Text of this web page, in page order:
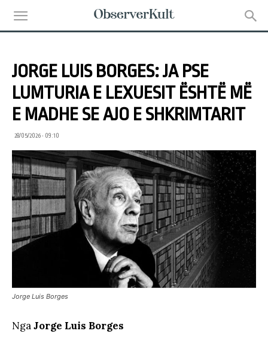
JORGE LUIS BORGES: JA PSE
LUMTURIA E LEXUESIT ËSHTË MË
E MADHE SE AJO E SHKRIMTARIT
28/05/2026 • 09:10
Jorge Luis Borges
NgaJorge Luis Borges